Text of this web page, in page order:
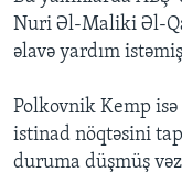
Nuri Əl-Maliki Əl-
əlavə yardım
Polkovnik Kemp
istinad nöqtəsini
duruma düşmüş